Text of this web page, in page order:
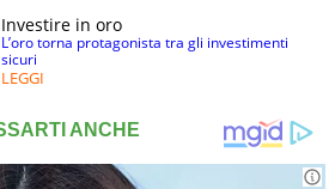
Investire in oro
L’oro torna protagonista tra gli investimenti
sicuri
LEGGI